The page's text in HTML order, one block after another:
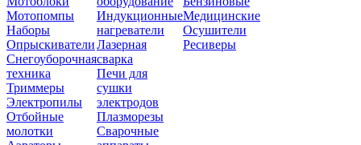
Мотопомпы
Наборы
Опрыскиватели
Снегоуборочная
техника
Триммеры
Электропилы
Отбойные
молотки
Индукционные
нагреватели
Лазерная
сварка
Печи для
сушки
электродов
Плазморезы
Сварочные
Медицинские
Осушители
Ресиверы